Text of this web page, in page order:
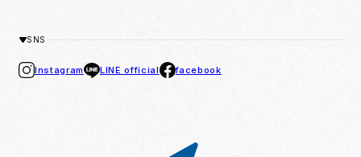
SNS
Instagram LINE official facebook